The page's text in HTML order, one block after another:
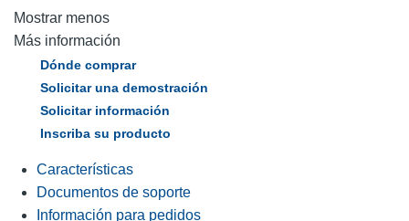
Mostrar menos
Más información
Dónde comprar
Solicitar una demostración
Solicitar información
Inscriba su producto
Características
Documentos de soporte
Información para pedidos